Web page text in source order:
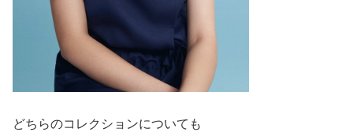
どちらのコレクションについても